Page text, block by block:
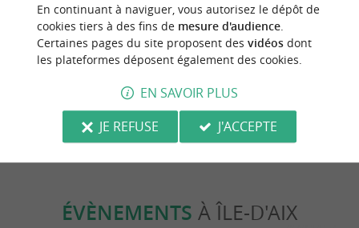
Les phares de la Charente Maritime
101 m - Île-d'Aix
Découvrir
paradis dans
ÉVÈNEMENTS À ÎLE-D'AIX
En continuant à naviguer, vous autorisez le dépôt de
cookies tiers à des fins de mesure d'audience.
Certaines pages du site proposent des vidéosdont
les plateformes déposent également des cookies.
EN SAVOIR PLUS
JE REFUSE
J'ACCEPTE